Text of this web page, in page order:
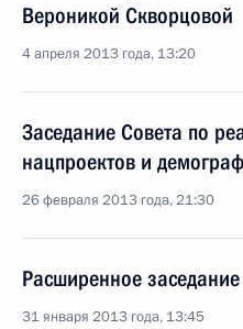
Вероникой Скворцовой
4 апреля 2013 года, 13:20
Заседание Совета по
нацпроектов и
26 февраля 2013 года, 21:30
Расширенное заседание
31 января 2013 года, 13:45